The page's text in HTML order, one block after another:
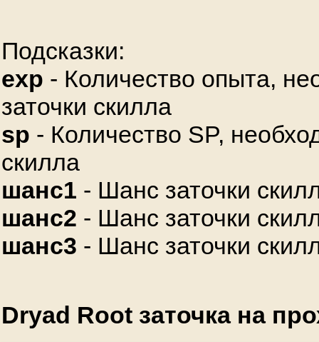
Подсказки:
exp - Количество опыта,
заточки скилла
sp - Количество SP,
скилла
шанс1 - Шанс заточки
шанс2 - Шанс заточки
шанс3 - Шанс заточки
Dryad Root заточка на